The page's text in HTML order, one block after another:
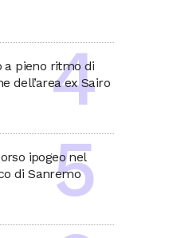
a pieno ritmo di
dell’area ex Sairo
ipogeo nel
di Sanremo